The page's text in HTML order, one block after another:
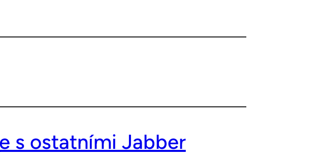
s ostatními Jabber